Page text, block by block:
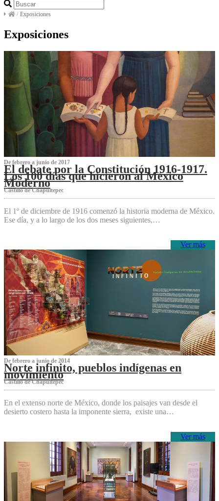
/ Exposiciones
Exposiciones
De febrero a junio de 2017
El debate por la Constitución 1916-1917.
Los 100 días que hicieron al México
Moderno
Castillo de Chapultepec
El 1º de diciembre de 1916 comenzó la historia moderna de México.
Ese día, y a lo largo de los dos meses siguientes,…
Ver más
De febrero a junio de 2014
Norte infinito, pueblos indígenas en
movimiento
Castillo de Chapultepec
En el extenso norte de México, donde los paisajes van desde el
desierto costero hasta la imponente sierra, existe una…
Ver más